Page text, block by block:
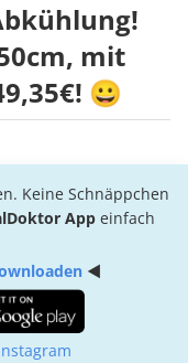
mit
😀
Keine Schnäppchen
App einfach
◄